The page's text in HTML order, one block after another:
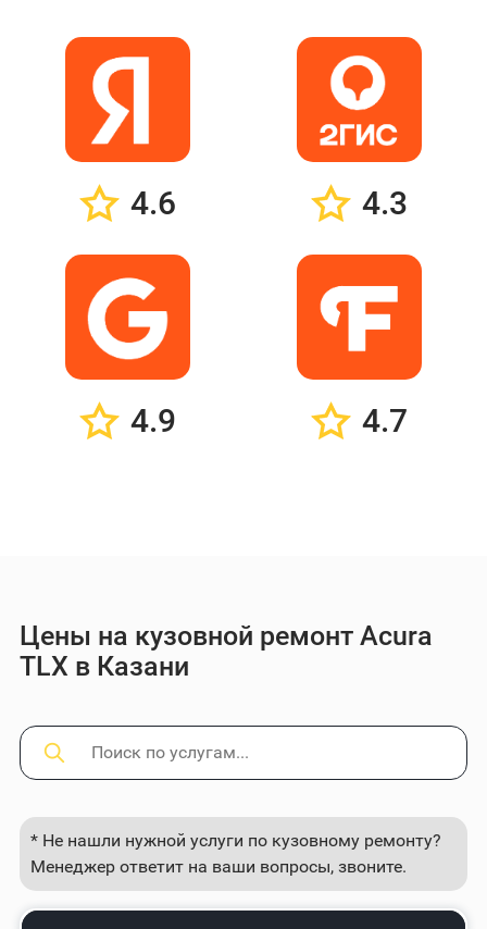
4.6 4.3
4.9 4.7
Цены на кузовной ремонт Acura
TLX в Казани
* Не нашли нужной услуги по кузовному ремонту?
Менеджер ответит на ваши вопросы, звоните.